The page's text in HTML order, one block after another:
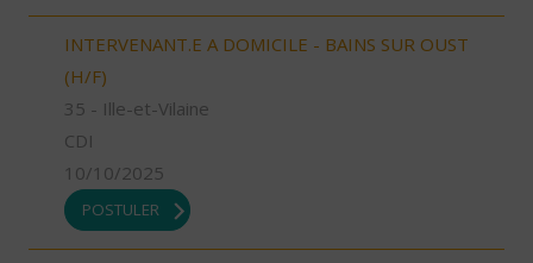
INTERVENANT.E A DOMICILE - BAINS SUR OUST
(H/F)
35 - Ille-et-Vilaine
CDI
10/10/2025
POSTULER